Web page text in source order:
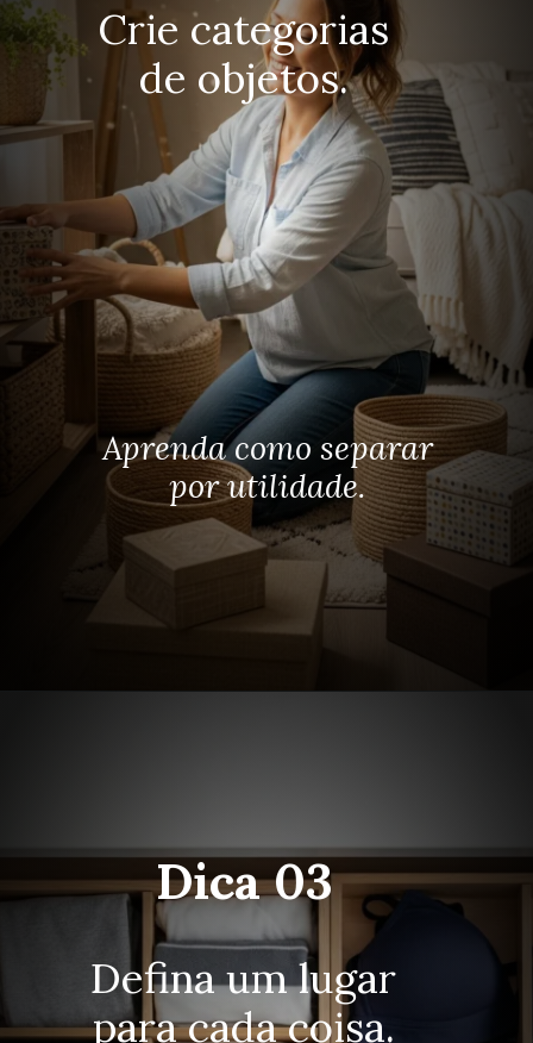
Aprenda como separar
por utilidade.
Crie categorias
de objetos.
Dica 03
Defina um lugar
para cada coisa.